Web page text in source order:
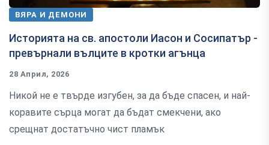
ВЯРА И ДЕМОНИ
Историята на св. апостоли Иасон и Сосипатър -
превърнали вълците в кротки агънца
28 Април, 2026
Никой не е твърде изгубен, за да бъде спасен, и най-
коравите сърца могат да бъдат смекчени, ако
срещнат достатъчно чист пламък